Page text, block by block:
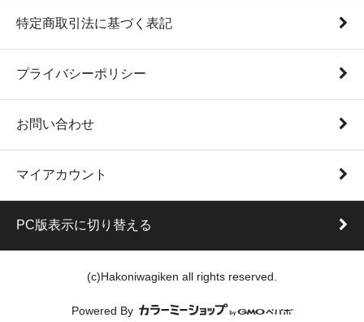
特定商取引法に基づく表記
プライバシーポリシー
お問い合わせ
マイアカウント
PC版表示に切り替える
(c)Hakoniwagiken all rights reserved.
Powered By